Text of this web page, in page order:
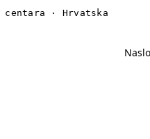
· Hrvatska